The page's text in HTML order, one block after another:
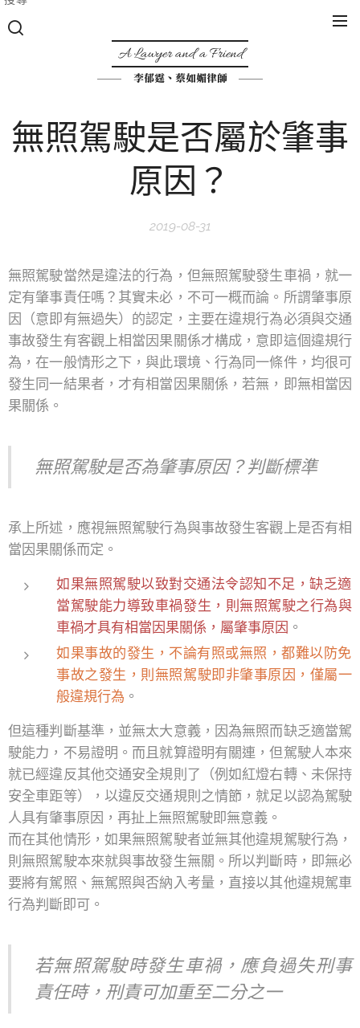
A Lawyer and a Friend
李郁霆、蔡如媚律師
無照駕駛是否屬於肇事
原因？
2019-08-31
無照駕駛當然是違法的行為，但無照駕駛發生車禍，就一
定有肇事責任嗎？其實未必，不可一概而論。所謂肇事原
因（意即有無過失）的認定，主要在違規行為必須與交通
事故發生有客觀上相當因果關係才構成，意即這個違規行
為，在一般情形之下，與此環境、行為同一條件，均很可
發生同一結果者，才有相當因果關係，若無，即無相當因
果關係。
無照駕駛是否為肇事原因？判斷標準
承上所述，應視無照駕駛行為與事故發生客觀上是否有相
當因果關係而定。
如果無照駕駛以致對交通法令認知不足，缺乏適
當駕駛能力導致車禍發生，則無照駕駛之行為與
車禍才具有相當因果關係，屬肇事原因 。
如果事故的發生，不論有照或無照，都難以防免
事故之發生，則無照駕駛即非肇事原因，僅屬一
般違規行為 。
但這種判斷基準，並無太大意義，因為無照而缺乏適當駕
駛能力，不易證明。而且就算證明有關連，但駕駛人本來
就已經違反其他交通安全規則了（例如紅燈右轉、未保持
安全車距等），以違反交通規則之情節，就足以認為駕駛
人具有肇事原因，再扯上無照駕駛即無意義。
而在其他情形，如果無照駕駛者並無其他違規駕駛行為，
則無照駕駛本來就與事故發生無關。所以判斷時，即無必
要將有駕照、無駕照與否納入考量，直接以其他違規駕車
行為判斷即可。
若無照駕駛時發生車禍，應負過失刑事
責任時，刑責可加重至二分之一